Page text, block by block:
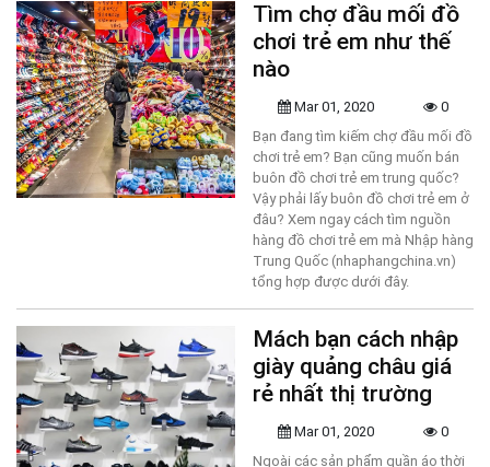
Tìm chợ đầu mối đồ
chơi trẻ em như thế
nào
Mar 01, 2020
0
Bạn đang tìm kiếm chợ đầu mối đồ
chơi trẻ em? Bạn cũng muốn bán
buôn đồ chơi trẻ em trung quốc?
Vậy phải lấy buôn đồ chơi trẻ em ở
đâu? Xem ngay cách tìm nguồn
hàng đồ chơi trẻ em mà Nhập hàng
Trung Quốc (nhaphangchina.vn)
tổng hợp được dưới đây.
Mách bạn cách nhập
giày quảng châu giá
rẻ nhất thị trường
Mar 01, 2020
0
Ngoài các sản phẩm quần áo thời